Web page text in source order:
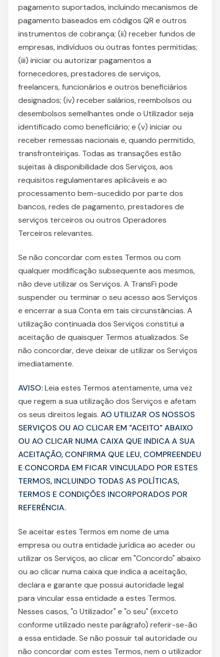
pagamento suportados, incluindo mecanismos de
pagamento baseados em códigos QR e outros
instrumentos de cobrança; (ii) receber fundos de
empresas, indivíduos ou outras fontes permitidas;
(iii) iniciar ou autorizar pagamentos a
fornecedores, prestadores de serviços,
freelancers, funcionários e outros beneficiários
designados; (iv) receber salários, reembolsos ou
desembolsos semelhantes onde o Utilizador seja
identificado como beneficiário; e (v) iniciar ou
receber remessas nacionais e, quando permitido,
transfronteiriças. Todas as transações estão
sujeitas à disponibilidade dos Serviços, aos
requisitos regulamentares aplicáveis e ao
processamento bem-sucedido por parte dos
bancos, redes de pagamento, prestadores de
serviços terceiros ou outros Operadores
Terceiros relevantes.
Se não concordar com estes Termos ou com
qualquer modificação subsequente aos mesmos,
não deve utilizar os Serviços. A TransFi pode
suspender ou terminar o seu acesso aos Serviços
e encerrar a sua Conta em tais circunstâncias. A
utilização continuada dos Serviços constitui a
aceitação de quaisquer Termos atualizados. Se
não concordar, deve deixar de utilizar os Serviços
imediatamente.
AVISO:Leia estes Termos atentamente, uma vez
que regem a sua utilização dos Serviços e afetam
os seus direitos legais. AO UTILIZAR OS NOSSOS
SERVIÇOS OU AO CLICAR EM "ACEITO" ABAIXO
OU AO CLICAR NUMA CAIXA QUE INDICA A SUA
ACEITAÇÃO, CONFIRMA QUE LEU, COMPREENDEU
E CONCORDA EM FICAR VINCULADO POR ESTES
TERMOS, INCLUINDO TODAS AS POLÍTICAS,
TERMOS E CONDIÇÕES INCORPORADOS POR
REFERÊNCIA.
Se aceitar estes Termos em nome de uma
empresa ou outra entidade jurídica ao aceder ou
utilizar os Serviços, ao clicar em "Concordo" abaixo
ou ao clicar numa caixa que indica a aceitação,
declara e garante que possui autoridade legal
para vincular essa entidade a estes Termos.
Nesses casos, "o Utilizador" e "o seu" (exceto
conforme utilizado neste parágrafo) referir-se-ão
a essa entidade. Se não possuir tal autoridade ou
não concordar com estes Termos, nem o utilizador